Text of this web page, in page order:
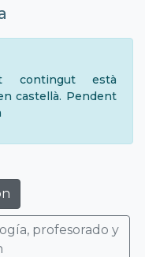
contingut està
castellà. Pendent
profesorado y